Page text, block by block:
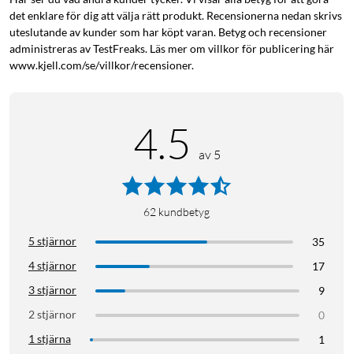
det enklare för dig att välja rätt produkt. Recensionerna nedan skrivs
uteslutande av kunder som har köpt varan. Betyg och recensioner
administreras av TestFreaks. Läs mer om villkor för publicering här
www.kjell.com/se/villkor/recensioner.
4.5 av 5
62 kundbetyg
5 stjärnor
35
4 stjärnor
17
3 stjärnor
9
2 stjärnor
0
1 stjärna
1